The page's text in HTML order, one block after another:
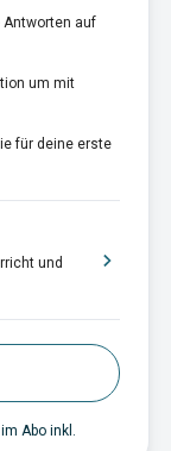
Antworten auf
um mit
für deine erste
und
Abo inkl.